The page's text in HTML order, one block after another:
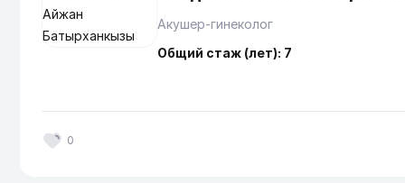
Акушер-гинеколог
Общий стаж (лет): 7
0